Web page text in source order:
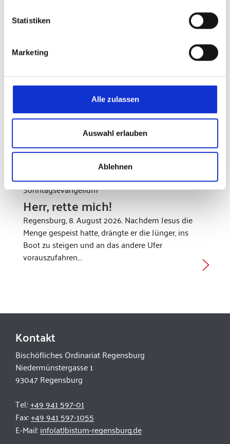
Statistiken
Marketing
Alle zulassen
Auswahl erlauben
Ablehnen
Nachrichten
Durch das Kirchenjahr: der Blog zum
Sonntagsevangelium
Herr, rette mich!
Regensburg, 8. August 2026. Nachdem Jesus die
Menge gespeist hatte, drängte er die Jünger, ins
Boot zu steigen und an das andere Ufer
vorauszufahren.…
Kontakt
Bischöfliches Ordinariat Regensburg
Niedermünstergasse 1
93047 Regensburg
Tel.:+49 941 597-01
Fax:+49 941 597-1055
E-Mail:info(at)bistum-regensburg.de